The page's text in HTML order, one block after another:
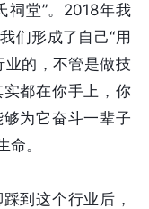
祠堂”。2018年我
们形成了自己“用
业的，不管是做技
都在你手上，你
为它奋斗一辈子
。
到这个行业后，